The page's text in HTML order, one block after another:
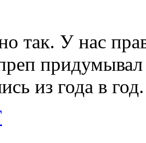
так. У нас
из года в год.